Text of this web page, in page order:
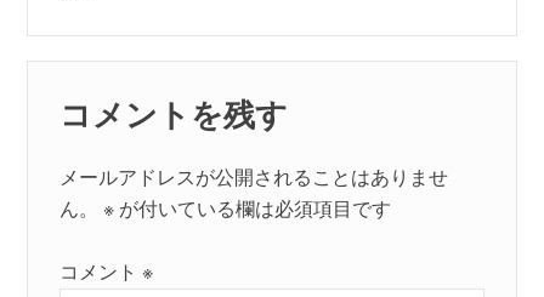
コメントを残す
メールアドレスが公開されることはありませ
ん。
※ が付いている欄は必須項目です
コメント※